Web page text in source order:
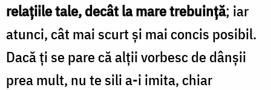
relațiile tale, decât la mare trebuință; iar
atunci, cât mai scurt și mai concis posibil.
Dacă ți se pare că alții vorbesc de dânșii
prea mult, nu te sili a-i imita, chiar